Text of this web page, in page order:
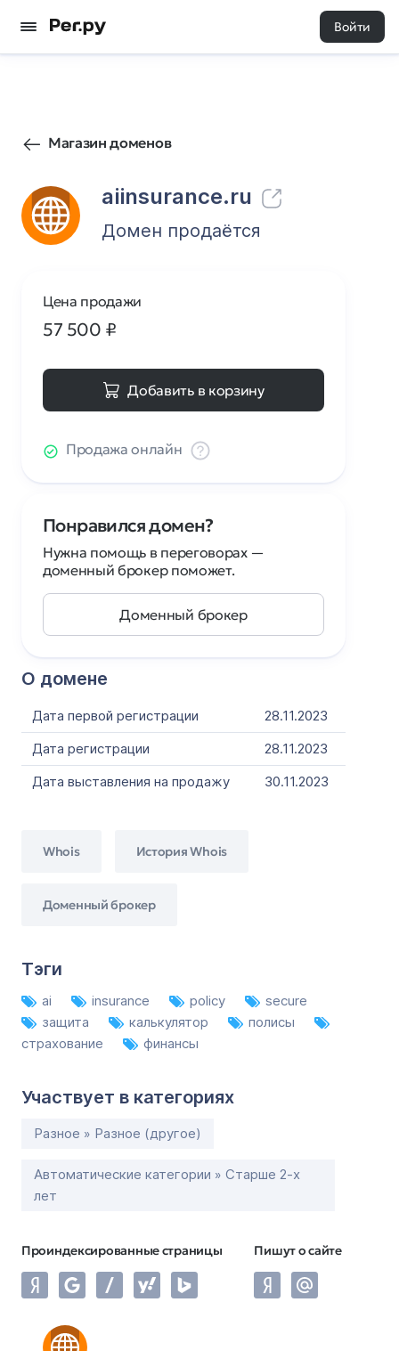
Войти
Магазин доменов
aiinsurance.ru
158 0
Домен продаётся
О домене
Дата первой регистрации
28.11.2023
Дата регистрации
28.11.2023
Дата выставления на продажу
30.11.2023
Whois История Whois
Доменный брокер
Тэги
ai insurance policy
secure
защита
калькулятор
полисы
страхование
финансы
Участвует в категориях
Разное » Разное (другое)
Автоматические категории » Старше 2-х
лет
Проиндексированные страницы Пишут о сайте
Цена продажи
57 500 ₽
Добавить в корзину
Продажа онлайн
Понравился домен?
Нужна помощь в переговорах —
доменный брокер поможет.
Доменный брокер